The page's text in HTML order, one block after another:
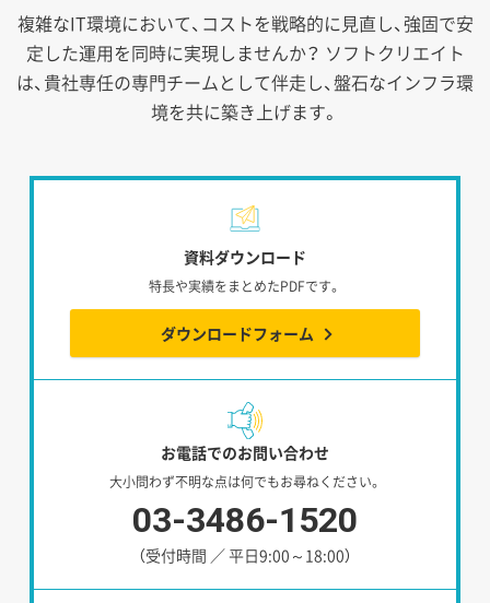
複雑なIT環境において、コストを戦略的に見直し、強固で安
定した運用を同時に実現しませんか？ ソフトクリエイト
は、貴社専任の専門チームとして伴走し、盤石なインフラ環
境を共に築き上げます。
資料ダウンロード
特長や実績をまとめたPDFです。
ダウンロードフォーム
お電話でのお問い合わせ
大小問わず不明な点は何でもお尋ねください。
03-3486-1520
（受付時間 ／ 平日9:00～18:00）